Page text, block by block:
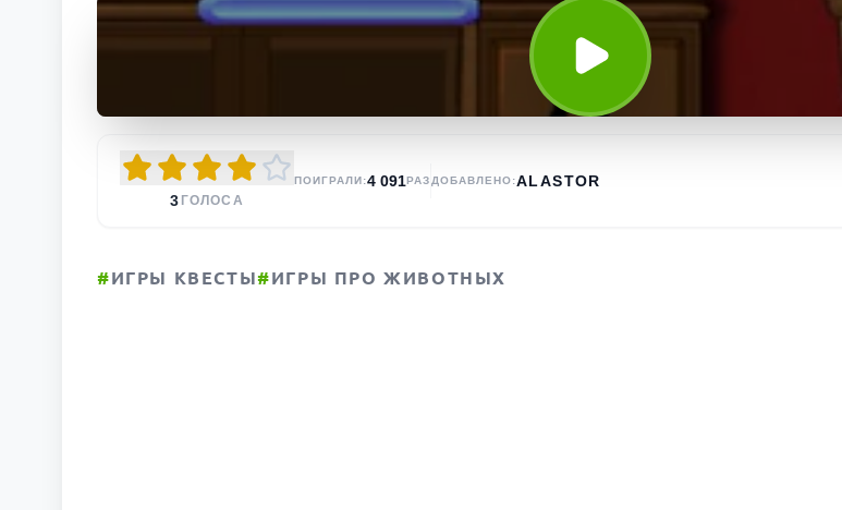
3 ГОЛОСА
ПОИГРАЛИ:4 091РАЗ ДОБАВЛЕНО:ALASTOR
#ИГРЫ КВЕСТЫ#ИГРЫ ПРО ЖИВОТНЫХ